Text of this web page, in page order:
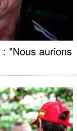
"Nous aurions